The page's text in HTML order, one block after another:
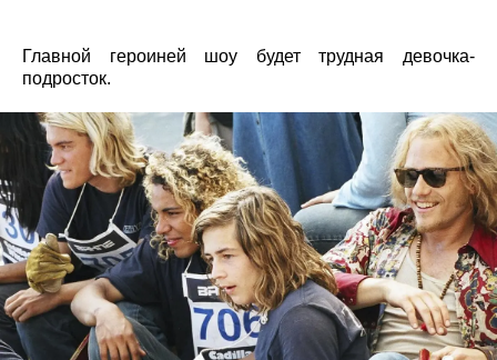
Главной героиней шоу будет трудная девочка-
подросток.